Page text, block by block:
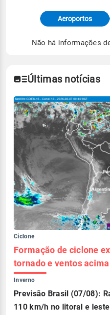
Fonte: dados
meteorológicas e
de Tempo e Estudos
Aeroportos
Não há informações
Últimas notícias
Ciclone
Formação de ciclone
tornado e ventos
Inverno
Previsão Brasil (07/08):
110 km/h no litoral e